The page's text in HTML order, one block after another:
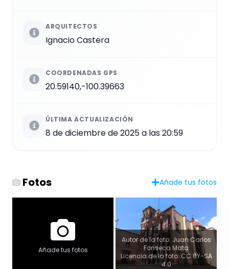
ARQUITECTOS
Ignacio Castera
COORDENADAS GPS
20.59140,-100.39663
ÚLTIMA ACTUALIZACIÓN
8 de diciembre de 2025 a las 20:59
Fotos Añade tus fotos
Añade tus fotos
Autor de la foto: Juan Carlos
Fonseca Mata
Licencia de la foto: CC BY-SA
4.0